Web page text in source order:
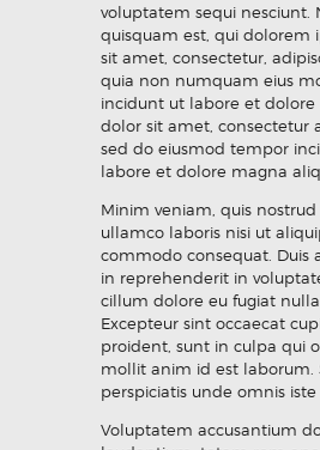
voluptatem sequi nesciunt.
quisquam est, qui dolorem
sit amet, consectetur,
quia non numquam eius
incidunt ut labore et
dolor sit amet, consectetur
sed do eiusmod tempor
labore et dolore magna
Minim veniam, quis
ullamco laboris nisi ut
commodo consequat. Duis
in reprehenderit in
cillum dolore eu fugiat
Excepteur sint occaecat
proident, sunt in culpa qui
mollit anim id est laborum.
perspiciatis unde omnis
Voluptatem accusantium